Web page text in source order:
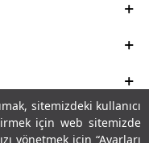
sitemizdeki kullanıcı
için web sitemizde
yönetmek için “Ayarları